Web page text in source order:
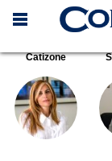
Catizone